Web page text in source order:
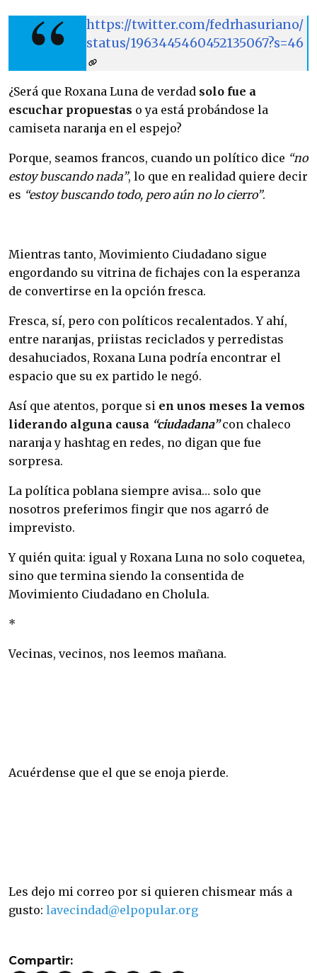
https://twitter.com/fedrhasuriano/
status/1963445460452135067?s=46
¿Será que Roxana Luna de verdad solo fue a
escuchar propuestas o ya está probándose la
camiseta naranja en el espejo?
Porque, seamos francos, cuando un político dice “no
estoy buscando nada”, lo que en realidad quiere decir
es “estoy buscando todo, pero aún no lo cierro”.
Mientras tanto, Movimiento Ciudadano sigue
engordando su vitrina de fichajes con la esperanza
de convertirse en la opción fresca.
Fresca, sí, pero con políticos recalentados. Y ahí,
entre naranjas, priistas reciclados y perredistas
desahuciados, Roxana Luna podría encontrar el
espacio que su ex partido le negó.
Así que atentos, porque si en unos meses la vemos
liderando alguna causa “ciudadana” con chaleco
naranja y hashtag en redes, no digan que fue
sorpresa.
La política poblana siempre avisa… solo que
nosotros preferimos fingir que nos agarró de
imprevisto.
Y quién quita: igual y Roxana Luna no solo coquetea,
sino que termina siendo la consentida de
Movimiento Ciudadano en Cholula.
*
Vecinas, vecinos, nos leemos mañana.
Acuérdense que el que se enoja pierde.
Les dejo mi correo por si quieren chismear más a
gusto: lavecindad@elpopular.org
Compartir: